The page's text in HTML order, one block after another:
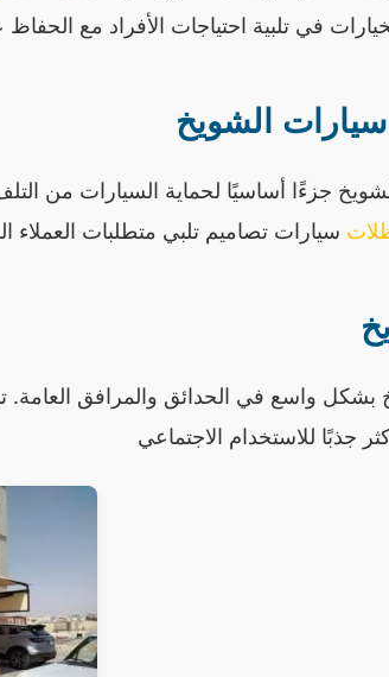
الشويخ
جزءًا أساسيًا لحماية السيارات من
واسع في الحدائق والمرافق العامة.